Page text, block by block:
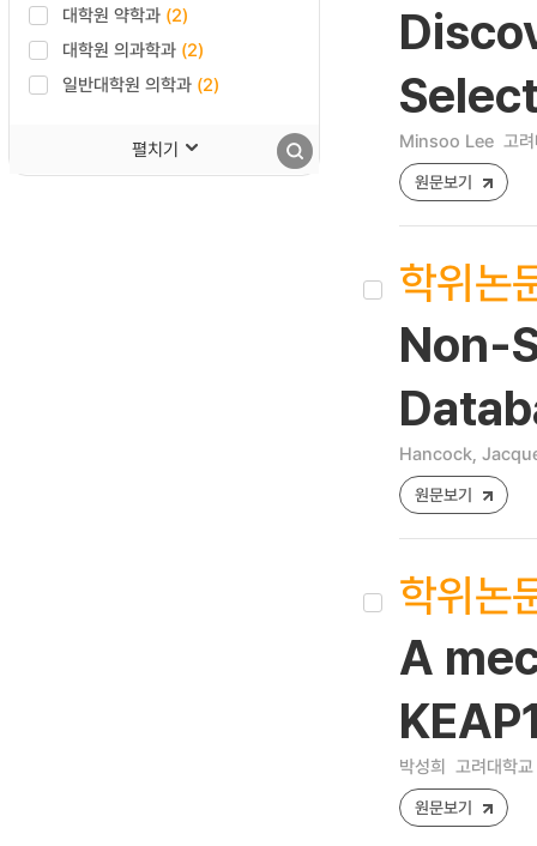
대학원 약학과 (2)
대학원 의과학과 (2)
일반대학원 의학과 (2)
펼치기 Minsoo Lee 고
원문보기
학위논
Non-
Hancock,
원문보기
학위논
A
박성희 고려대학
원문보기